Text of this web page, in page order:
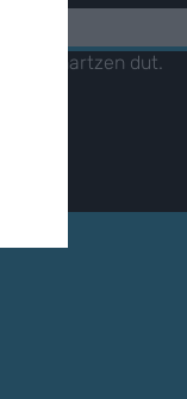
eta onartzen dut.